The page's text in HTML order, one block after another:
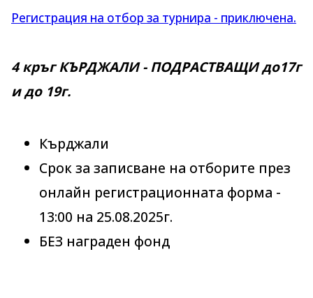
Регистрация на отбор за турнира - приключена.
4 кръг КЪРДЖАЛИ - ПОДРАСТВАЩИ до17г
и до 19г.
Кърджали
Срок за записване на отборите през
онлайн регистрационната форма -
13:00 на 25.08.2025г.
БЕЗ награден фонд